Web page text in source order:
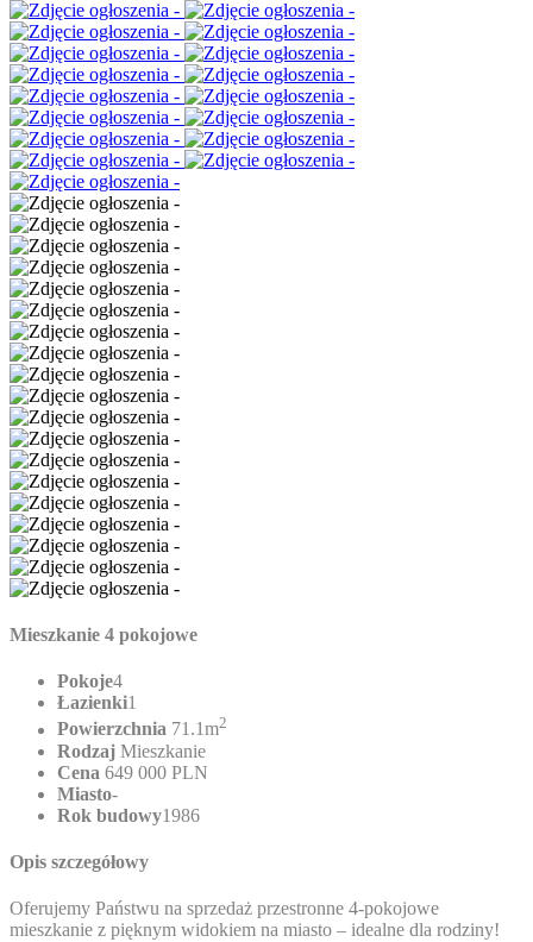
Mieszkanie 4 pokojowe
Pokoje4
Łazienki1
Powierzchnia 71.1m2
Rodzaj Mieszkanie
Cena 649 000 PLN
Miasto-
Rok budowy1986
Opis szczegółowy
Oferujemy Państwu na sprzedaż przestronne 4-pokojowe
mieszkanie z pięknym widokiem na miasto – idealne dla rodziny!